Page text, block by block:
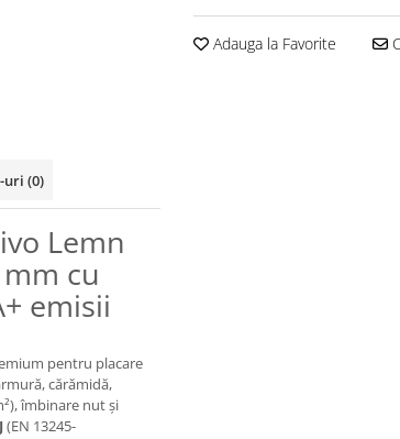
Adauga la Favorite
uri (0)
Lemn
cu
emisii
pentru placare
cărămidă,
îmbinare nut și
(EN 13245-